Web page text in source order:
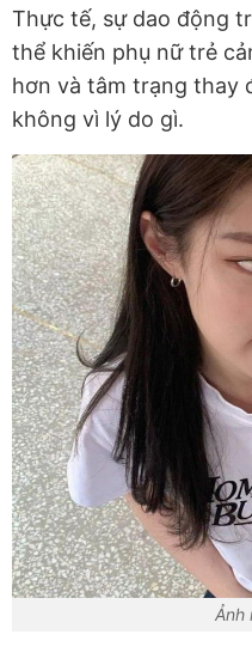
Thực tế, sự dao động
thể khiến phụ nữ trẻ
hơn và tâm trạng thay
không vì lý do gì.
Ảnh